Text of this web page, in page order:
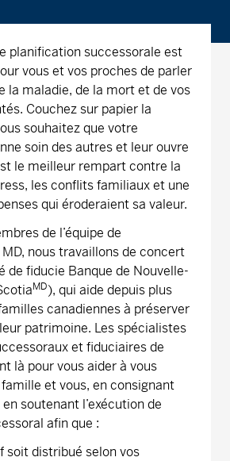
planification successorale est
vous et vos proches de parler
la maladie, de la mort et de vos
Couchez sur papier la
souhaitez que votre
soin des autres et leur ouvre
le meilleur rempart contre la
les conflits familiaux et une
qui éroderaient sa valeur.
de l’équipe de
nous travaillons de concert
de fiducie Banque de Nouvelle-
MD), qui aide depuis plus
canadiennes à préserver
patrimoine. Les spécialistes
et fiduciaires de
là pour vous aider à vous
et vous, en consignant
soutenant l’exécution de
afin que :
soit distribué selon vos